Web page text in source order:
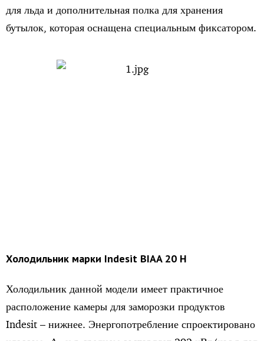
для льда и дополнительная полка для хранения
бутылок, которая оснащена специальным фиксатором.
Холодильник марки Indesit BIAA 20 H
Холодильник данной модели имеет практичное
расположение камеры для заморозки продуктов
Indesit – нижнее. Энергопотребление спроектировано